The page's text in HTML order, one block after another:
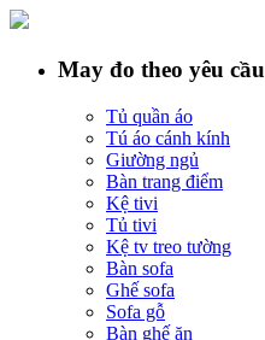
May đo theo yêu cầu
Tủ quần áo
Tú áo cánh kính
Giường ngủ
Bàn trang điểm
Kệ tivi
Tủ tivi
Kệ tv treo tường
Bàn sofa
Ghế sofa
Sofa gỗ
Bàn ghế ăn